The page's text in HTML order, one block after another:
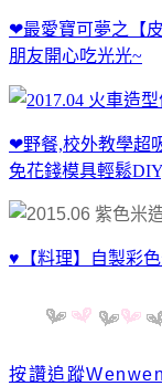
❤最愛寶可夢之【
朋友開心吃光光~
❤野餐,校外教學超
免花錢模具輕鬆
♥【料理】自製彩
按讚追蹤